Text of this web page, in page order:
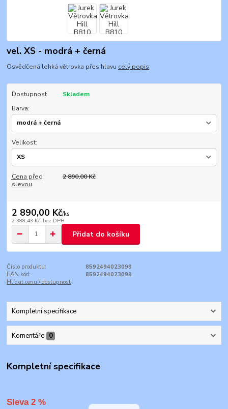
vel. XS - modrá + černá
Osvědčená lehká větrovka přes hlavu celý popis
Dostupnost
Skladem
Barva:
Velikost:
Cena před
slevou
2 890,00 Kč
2 890,00 Kč/ks
2 388,43 Kč bez DPH
Přidat do košíku
Číslo produktu:
8592494023099
EAN kód:
8592494023099
Hlídat cenu / dostupnost
Kompletní specifikace
Komentáře 0
Kompletní specifikace
Sleva 2 %